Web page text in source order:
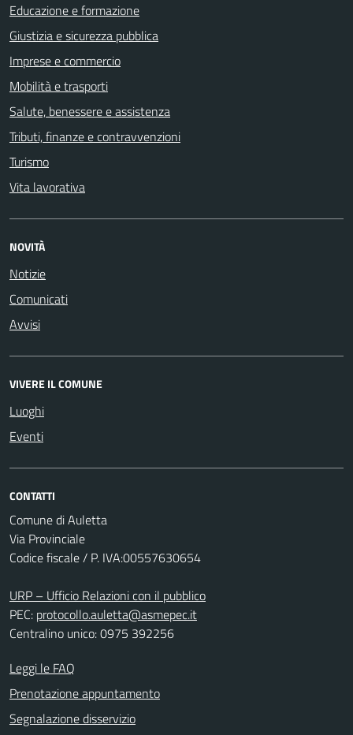
Educazione e formazione
Giustizia e sicurezza pubblica
Imprese e commercio
Mobilità e trasporti
Salute, benessere e assistenza
Tributi, finanze e contravvenzioni
Turismo
Vita lavorativa
NOVITÀ
Notizie
Comunicati
Avvisi
VIVERE IL COMUNE
Luoghi
Eventi
CONTATTI
Comune di Auletta
Via Provinciale
Codice fiscale / P. IVA:00557630654
URP – Ufficio Relazioni con il pubblico
PEC: protocollo.auletta@asmepec.it
Centralino unico: 0975 392256
Leggi le FAQ
Prenotazione appuntamento
Segnalazione disservizio